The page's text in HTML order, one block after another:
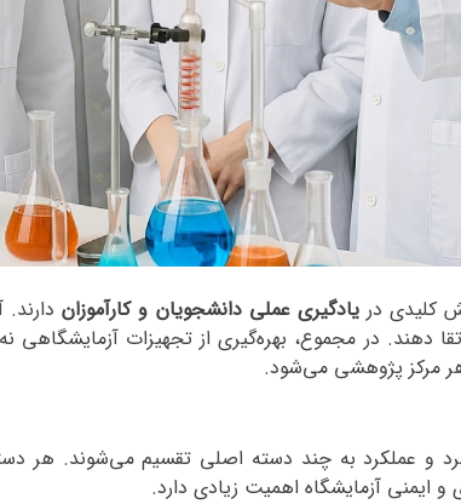
کلیدی دریادگیری عملی دانشجویان و کارآموزاندارند.
دهند. در مجموع، بهره‌گیری از تجهیزات
مرکز پژوهشی می‌شود.
و عملکرد به چند دسته اصلی تقسیم می‌شوند. هر
ایمنی آزمایشگاه اهمیت زیادی دارد.